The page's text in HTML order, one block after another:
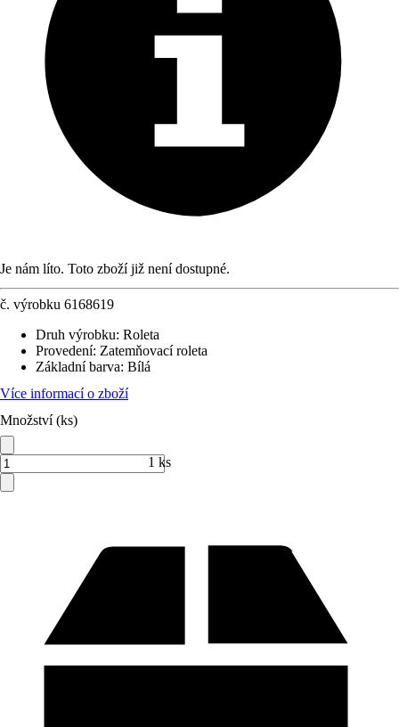
Je nám líto. Toto zboží již není dostupné.
č. výrobku 6168619
Druh výrobku: Roleta
Provedení: Zatemňovací roleta
Základní barva: Bílá
Více informací o zboží
Množství (ks)
1 ks